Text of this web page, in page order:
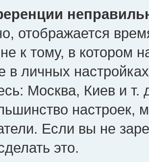
отображается
к тому, в котором
в личных
Москва, Киев и т.
настроек,
Если вы не
это.